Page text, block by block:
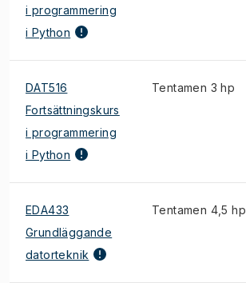
i programmering
i Python
DAT516
Fortsättningskurs
i programmering
i Python
Tentamen 3 hp
EDA433
Grundläggande
datorteknik
Tentamen 4,5 hp